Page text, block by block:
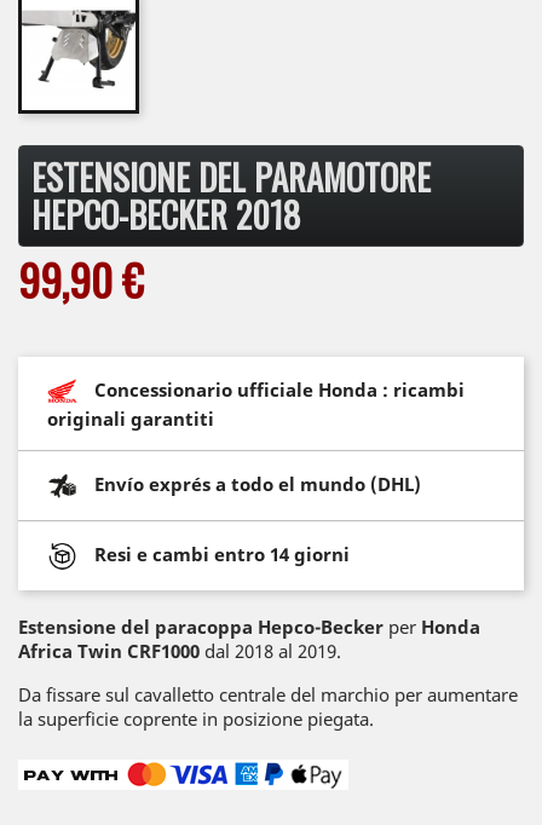
ESTENSIONE DEL PARAMOTORE
HEPCO-BECKER 2018
99,90 €
Concessionario ufficiale Honda : ricambi
originali garantiti
Envío exprés a todo el mundo (DHL)
Resi e cambi entro 14 giorni
Estensione del paracoppa Hepco-Becker per Honda
Africa Twin CRF1000 dal 2018 al 2019.
Da fissare sul cavalletto centrale del marchio per aumentare
la superficie coprente in posizione piegata.